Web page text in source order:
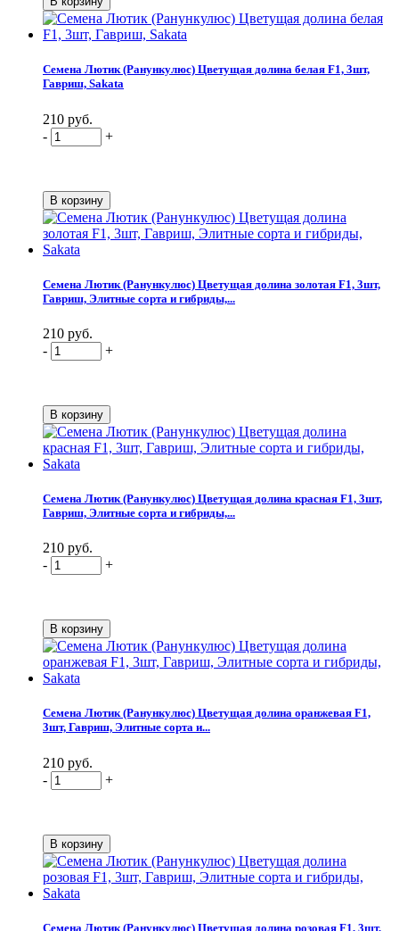
Семена Лютик (Ранункулюс) Цветущая долина белая F1, 3шт,
Гавриш, Sakata
210 руб.
-
+
Семена Лютик (Ранункулюс) Цветущая долина золотая F1, 3шт,
Гавриш, Элитные сорта и гибриды,...
210 руб.
-
+
Семена Лютик (Ранункулюс) Цветущая долина красная F1, 3шт,
Гавриш, Элитные сорта и гибриды,...
210 руб.
-
+
Семена Лютик (Ранункулюс) Цветущая долина оранжевая F1,
3шт, Гавриш, Элитные сорта и...
210 руб.
-
+
Семена Лютик (Ранункулюс) Цветущая долина розовая F1, 3шт,